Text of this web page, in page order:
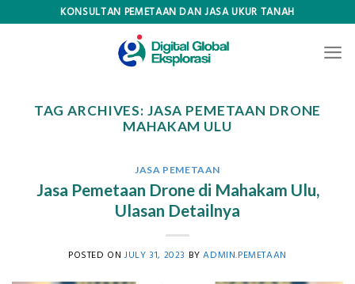
KONSULTAN PEMETAAN DAN JASA UKUR TANAH
TAG ARCHIVES: JASA PEMETAAN DRONE
MAHAKAM ULU
JASA PEMETAAN
Jasa Pemetaan Drone di Mahakam Ulu,
Ulasan Detailnya
POSTED ONJULY 31, 2023 BYADMIN.PEMETAAN